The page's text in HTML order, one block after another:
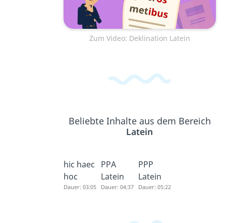
Zum Video: Deklination Latein
Beliebte Inhalte aus dem Bereich
Latein
hic haec
hoc
Dauer: 03:05
PPA
Latein
Dauer: 04:37
PPP
Latein
Dauer: 05:22